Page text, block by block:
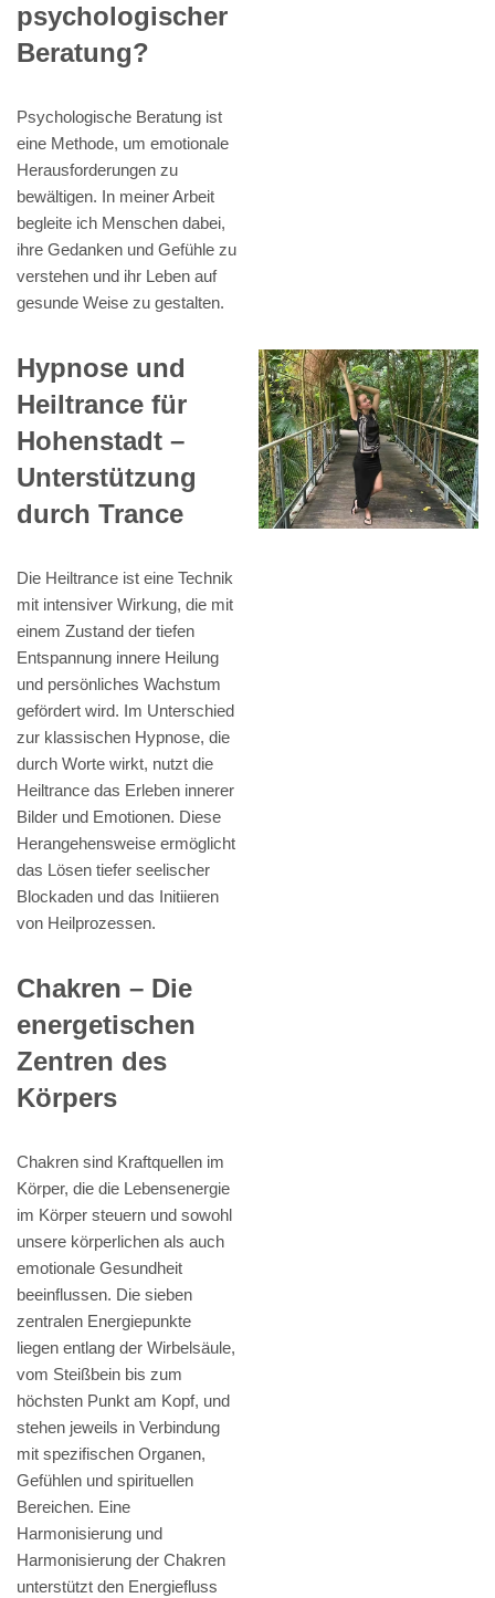
psychologischer
Beratung?
Psychologische Beratung ist
eine Methode, um emotionale
Herausforderungen zu
bewältigen. In meiner Arbeit
begleite ich Menschen dabei,
ihre Gedanken und Gefühle zu
verstehen und ihr Leben auf
gesunde Weise zu gestalten.
Hypnose und
Heiltrance für
Hohenstadt –
Unterstützung
durch Trance
Die Heiltrance ist eine Technik
mit intensiver Wirkung, die mit
einem Zustand der tiefen
Entspannung innere Heilung
und persönliches Wachstum
gefördert wird. Im Unterschied
zur klassischen Hypnose, die
durch Worte wirkt, nutzt die
Heiltrance das Erleben innerer
Bilder und Emotionen. Diese
Herangehensweise ermöglicht
das Lösen tiefer seelischer
Blockaden und das Initiieren
von Heilprozessen.
Chakren – Die
energetischen
Zentren des
Körpers
Chakren sind Kraftquellen im
Körper, die die Lebensenergie
im Körper steuern und sowohl
unsere körperlichen als auch
emotionale Gesundheit
beeinflussen. Die sieben
zentralen Energiepunkte
liegen entlang der Wirbelsäule,
vom Steißbein bis zum
höchsten Punkt am Kopf, und
stehen jeweils in Verbindung
mit spezifischen Organen,
Gefühlen und spirituellen
Bereichen. Eine
Harmonisierung und
Harmonisierung der Chakren
unterstützt den Energiefluss